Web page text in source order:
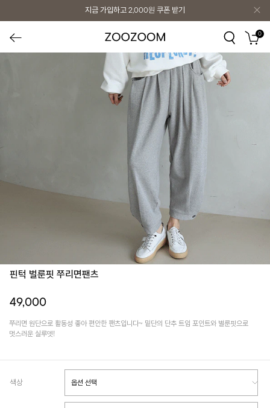
지금 가입하고 2,000원 쿠폰 받기
0
핀턱 벌룬핏 쭈리면팬츠
49,000
쭈리면 원단으로 활동성 좋아 편안한 팬츠입니다~ 밑단의 단추 트임 포인트와 벌룬핏으로
멋스러운 실루엣!
색상